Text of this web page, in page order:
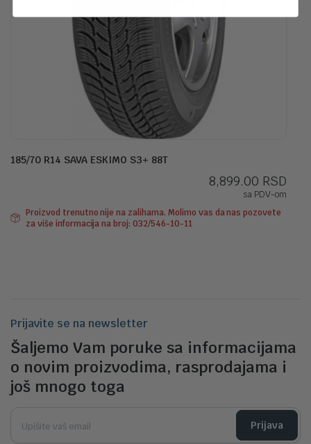
185/70 R14 SAVA ESKIMO S3+ 88T
8,899.00 RSD
sa PDV-om
Proizvod trenutno nije na zalihama. Molimo vas da nas pozovete
za više informacija na broj: 032/546-10-11
Prijavite se na newsletter
Šaljemo Vam poruke sa informacijama
o novim proizvodima, rasprodajama i
još mnogo toga
Prijava